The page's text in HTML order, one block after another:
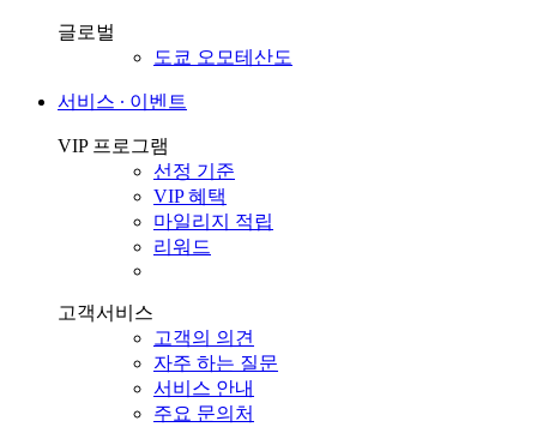
글로벌
도쿄 오모테산도
서비스 ∙ 이벤트
VIP 프로그램
선정 기준
VIP 혜택
마일리지 적립
리워드
고객서비스
고객의 의견
자주 하는 질문
서비스 안내
주요 문의처